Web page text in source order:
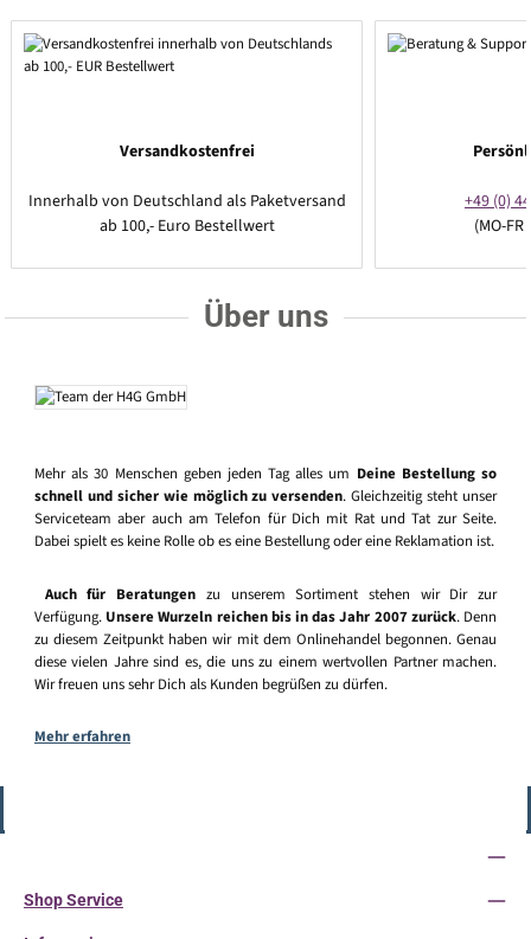
Versandkostenfrei
Innerhalb von Deutschland als Paketversand
ab 100,- Euro Bestellwert
+49 (0)
(MO-
Über uns
Mehr als 30 Menschen geben jeden Tag alles um Deine Bestellung so
schnell und sicher wie möglich zu versenden. Gleichzeitig steht unser
Serviceteam aber auch am Telefon für Dich mit Rat und Tat zur Seite.
Dabei spielt es keine Rolle ob es eine Bestellung oder eine Reklamation ist.
Auch für Beratungen zu unserem Sortiment stehen wir Dir zur
Verfügung. Unsere Wurzeln reichen bis in das Jahr 2007 zurück. Denn
zu diesem Zeitpunkt haben wir mit dem Onlinehandel begonnen. Genau
diese vielen Jahre sind es, die uns zu einem wertvollen Partner machen.
Wir freuen uns sehr Dich als Kunden begrüßen zu dürfen.
Mehr erfahren
Shop Service